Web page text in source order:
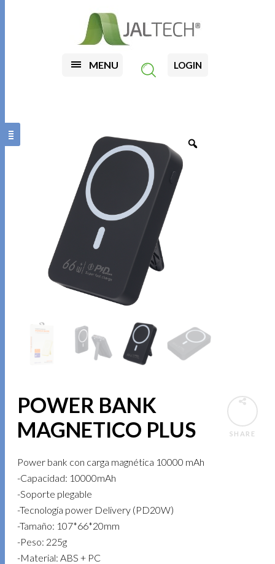
MENU LOGIN
SHARE
POWER BANK
MAGNETICO PLUS
Power bank con carga magnética 10000 mAh
-Capacidad: 10000mAh
-Soporte plegable
-Tecnología power Delivery (PD20W)
-Tamaño: 107*66*20mm
-Peso: 225g
-Material: ABS + PC